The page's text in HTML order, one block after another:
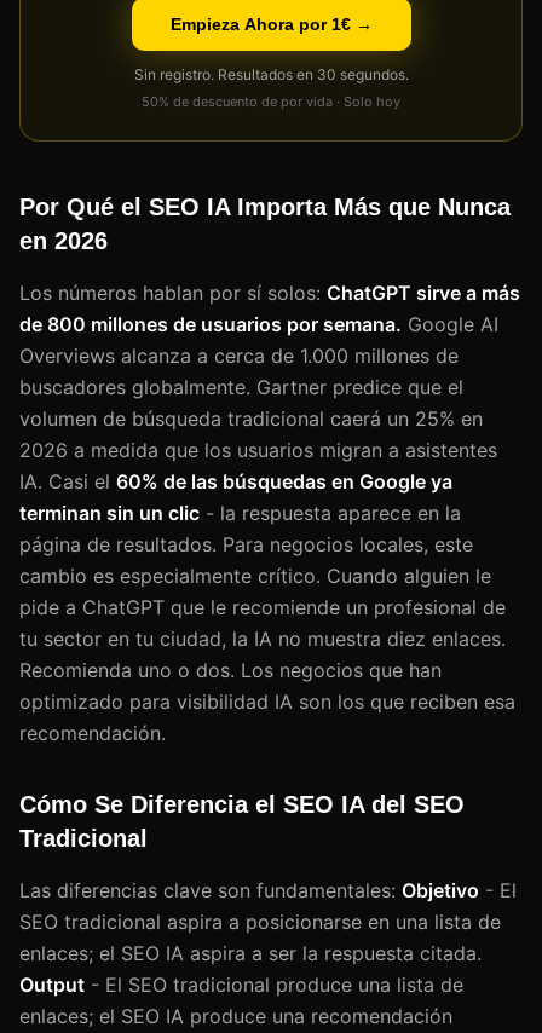
Empieza Ahora por 1€ →
Sin registro. Resultados en 30 segundos.
50% de descuento de por vida · Solo hoy
Por Qué el SEO IA Importa Más que Nunca
en 2026
Los números hablan por sí solos: ChatGPT sirve a más
de 800 millones de usuarios por semana. Google AI
Overviews alcanza a cerca de 1.000 millones de
buscadores globalmente. Gartner predice que el
volumen de búsqueda tradicional caerá un 25% en
2026 a medida que los usuarios migran a asistentes
IA. Casi el 60% de las búsquedas en Google ya
terminan sin un clic - la respuesta aparece en la
página de resultados. Para negocios locales, este
cambio es especialmente crítico. Cuando alguien le
pide a ChatGPT que le recomiende un profesional de
tu sector en tu ciudad, la IA no muestra diez enlaces.
Recomienda uno o dos. Los negocios que han
optimizado para visibilidad IA son los que reciben esa
recomendación.
Cómo Se Diferencia el SEO IA del SEO
Tradicional
Las diferencias clave son fundamentales: Objetivo - El
SEO tradicional aspira a posicionarse en una lista de
enlaces; el SEO IA aspira a ser la respuesta citada.
Output - El SEO tradicional produce una lista de
enlaces; el SEO IA produce una recomendación